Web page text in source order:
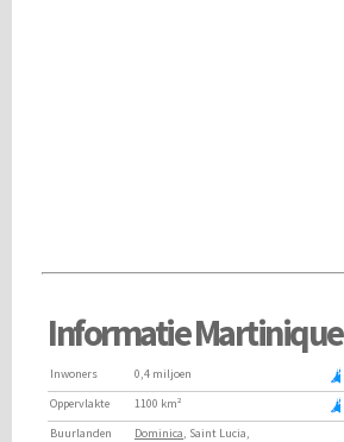
Informatie Martinique
Inwoners 0,4 miljoen
Oppervlakte
1100 km²
Buurlanden
Dominica, Saint Lucia,